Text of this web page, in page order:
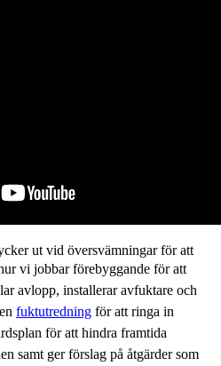
ut vid översvämningar för att
vi jobbar förebyggande för att
avlopp, installerar avfuktare och
fuktutredning för att ringa in
för att hindra framtida
samt ger förslag på åtgärder som